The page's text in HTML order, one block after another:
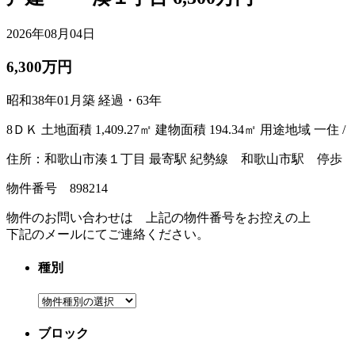
2026年08月04日
6,300万円
昭和38年01月築 経過・63年
8ＤＫ 土地面積 1,409.27㎡ 建物面積 194.34㎡ 用途地域 一住 /
住所：和歌山市湊１丁目 最寄駅 紀勢線 和歌山市駅 停
物件番号 898214
物件のお問い合わせは 上記の物件番号をお控えの上
下記のメールにてご連絡ください。
種別
ブロック